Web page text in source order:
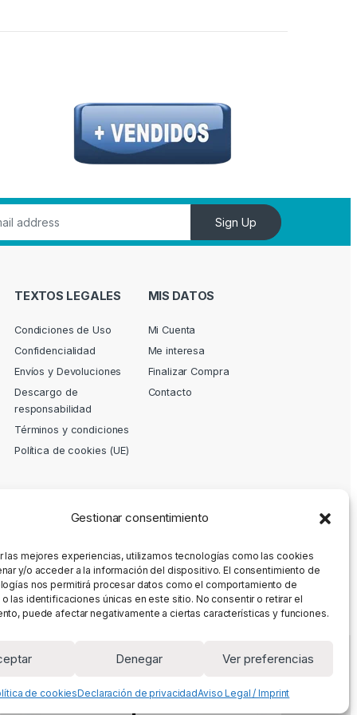
Gestionar consentimiento
las mejores experiencias, utilizamos tecnologías como las cookies
y/o acceder a la información del dispositivo. El consentimiento de
nos permitirá procesar datos como el comportamiento de
las identificaciones únicas en este sitio. No consentir o retirar el
puede afectar negativamente a ciertas características y funciones.
Denegar Ver preferencias
de cookiesDeclaración de privacidadAviso Legal / Imprint
de producto
Sign Up
TEXTOS LEGALES
Condiciones de Uso
Confidencialidad
Envíos y Devoluciones
Descargo de
responsabilidad
Términos y condiciones
Política de cookies (UE)
MIS DATOS
Mi Cuenta
Me interesa
Finalizar Compra
Contacto